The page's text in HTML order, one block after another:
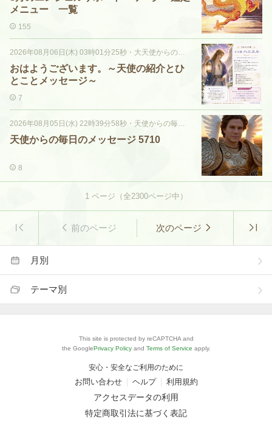
メニュー 一覧
155
2026年08月06日(木) 03時01分25秒 ・ 大天使からの一言メッセージ
おはようございます。～天使の紹介とひ
とことメッセージ～
7
2026年08月05日(水) 22時39分58秒 ・ 天使からの毎日のメッセージ
天使からの毎日のメッセージ 5710
8
1ページ（全2300ページ中）
前のページ 次のページ
月別
テーマ別
This site is protected by reCAPTCHA and
the GooglePrivacy Policy and Terms of Service apply.
安心・安全なご利用のために
お問い合わせ ヘルプ 利用規約
アクセスデータの利用
特定商取引法に基づく表記